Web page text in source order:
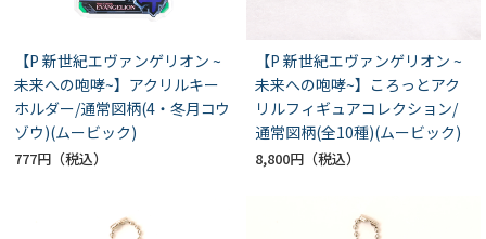
【P 新世紀エヴァンゲリオン ~
未来への咆哮~】アクリルキー
ホルダー/通常図柄(4・冬月コウ
ゾウ)(ムービック)
777円
【P 新世紀エヴァンゲリオン ~
未来への咆哮~】ころっとアク
リルフィギュアコレクション/
通常図柄(全10種)(ムービック)
8,800円